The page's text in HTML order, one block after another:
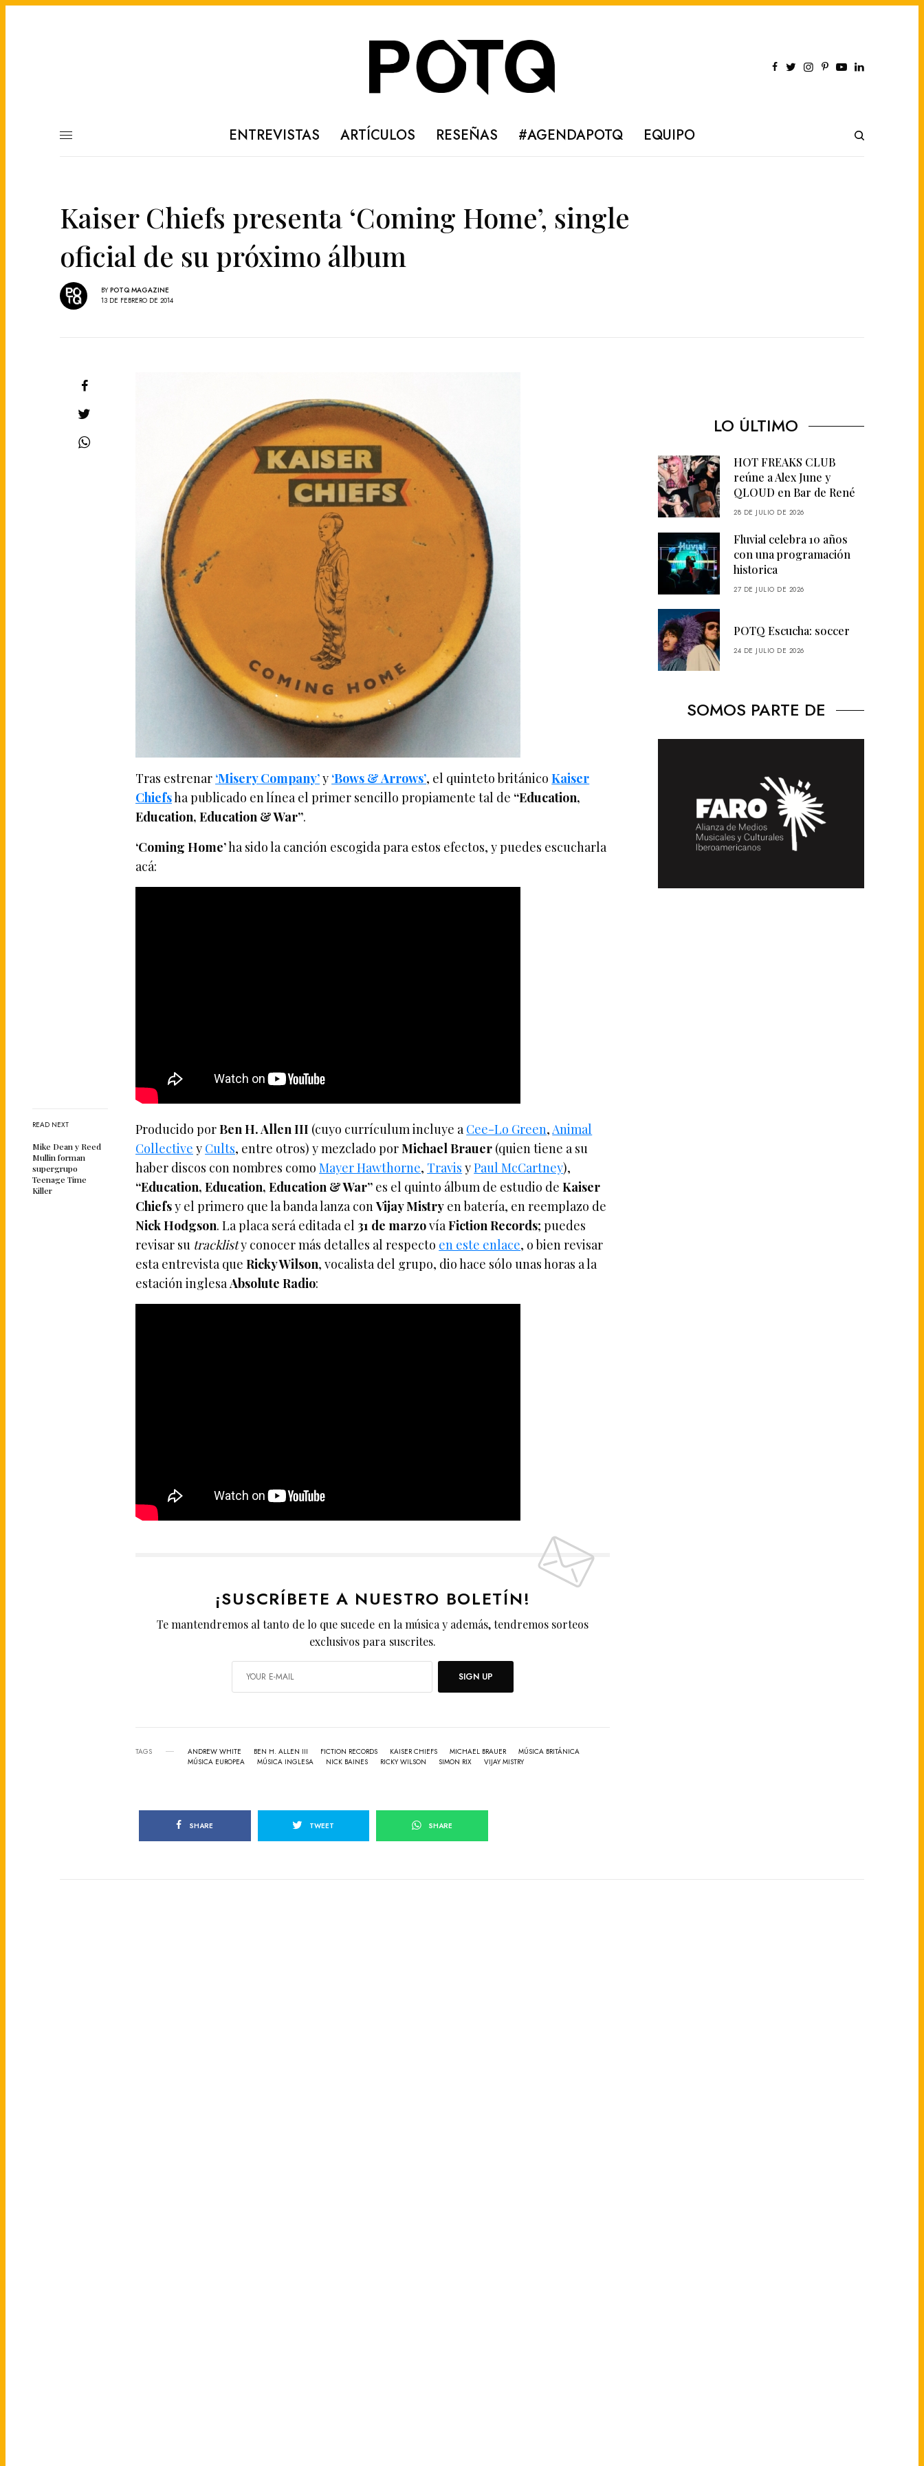
ENTREVISTAS ARTÍCULOS RESEÑAS #AGENDAPOTQ EQUIPO
Kaiser Chiefs presenta ‘Coming Home’, single
oficial de su próximo álbum
BY POTQ MAGAZINE
13 DE FEBRERO DE 2014
READ NEXT
Mike Dean y Reed
Mullin forman
supergrupo
Teenage Time
Killer
Tras estrenar ‘Misery Company’y ‘Bows & Arrows’, el quinteto británicoKaiser
Chiefsha publicado en línea el primer sencillo propiamente tal de “Education,
Education, Education & War”.
‘Coming Home’ha sido la canción escogida para estos efectos, y puedes escucharla
acá:
Producido porBen H. Allen III (cuyo currículum incluye aCee-Lo Green,Animal
Collective y Cults, entre otros) y mezclado porMichael Brauer (quien tiene a su
haber discos con nombres comoMayer Hawthorne, Travis yPaul McCartney),
“Education, Education, Education & War” es el quinto álbum de estudio deKaiser
Chiefsy el primero que la banda lanza conVijay Mistry en batería, en reemplazo de
Nick Hodgson. La placa será editada el 31 de marzovíaFiction Records; puedes
revisar su tracklisty conocer más detalles al respecto en este enlace, o bien revisar
esta entrevista queRicky Wilson, vocalista del grupo, dio hace sólo unas horas a la
estación inglesaAbsolute Radio:
¡SUSCRÍBETE A NUESTRO BOLETÍN!
Te mantendremos al tanto de lo que sucede en la música y además, tendremos sorteos
exclusivos para suscrites.
SIGN UP
TAGS ANDREW WHITE BEN H. ALLEN III FICTION RECORDS KAISER CHIEFS MICHAEL BRAUER
MÚSICA BRITÁNICA
MÚSICA EUROPEA
MÚSICA INGLESA NICK BAINES RICKY WILSON SIMON RIX VIJAY MISTRY
SHARE TWEET SHARE
LO ÚLTIMO
HOT FREAKS CLUB
reúne a Alex June y
QLOUD en Bar de René
28 DE JULIO DE 2026
Fluvial celebra 10 años
con una programación
historica
27 DE JULIO DE 2026
POTQ Escucha: soccer
24 DE JULIO DE 2026
SOMOS PARTE DE